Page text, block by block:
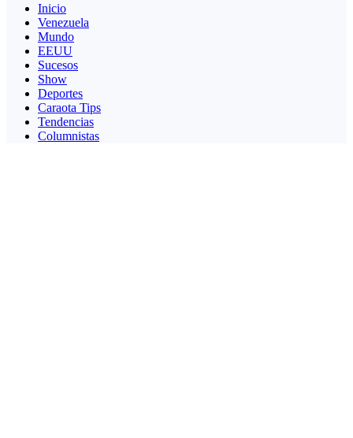
Inicio
Venezuela
Mundo
EEUU
Sucesos
Show
Deportes
Caraota Tips
Tendencias
Columnistas